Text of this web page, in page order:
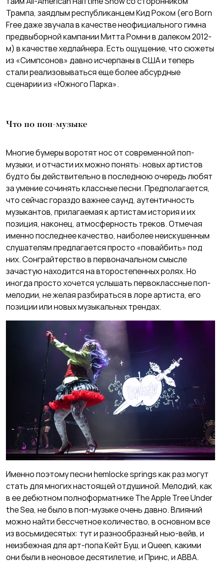
Трампа, заядлым республиканцем Кид Роком (его Born
Free даже звучала в качестве неофициального гимна
предвыборной кампании Митта Ромни в далеком 2012-
м) в качестве хедлайнера. Есть ощущение, что сюжеты
из «Симпсонов» давно исчерпаны в США и теперь
стали реализовываться еще более абсурдные
сценарии из «Южного Парка».
Что по поп-музыке
Многие бумеры воротят нос от современной поп-
музыки, и отчасти их можно понять: новых артистов
будто бы действительно в последнюю очередь любят
за умение сочинять классные песни. Предполагается,
что сейчас гораздо важнее саунд, аутентичность
музыкантов, прилагаемая к артистам история и их
позиция, наконец, атмосферность треков. Отмечая
именно последнее качество, наиболее неискушенным
слушателям предлагается просто «повайбить» под
них. Сонграйтерство в первоначальном смысле
зачастую находится на второстепенных ролях. Но
иногда просто хочется услышать первоклассные поп-
мелодии, не желая разбираться в лоре артиста, его
позиции или новых музыкальных трендах.
Именно поэтому песни hemlocke springs как раз могут
стать для многих настоящей отдушиной. Мелодий, как
в ее дебютном полноформатнике The Apple Tree Under
the Sea, не было в поп-музыке очень давно. Влияний
можно найти бессчетное количество, в основном все
из восьмидесятых: тут и разнообразный нью-вейв, и
неизбежная для арт-попа Кейт Буш, и Queen, какими
они были в неоновое десятилетие, и Принс, и ABBA.